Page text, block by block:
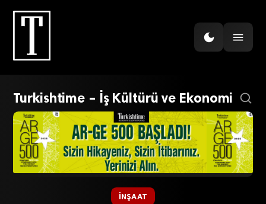
Turkishtime – İş Kültürü ve Ekonomi
İNŞAAT